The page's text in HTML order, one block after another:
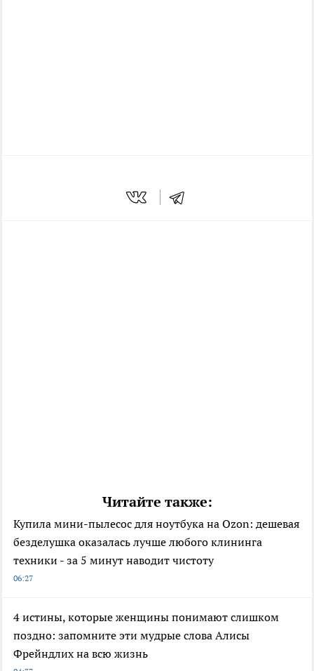
Читайте также:
Купила мини-пылесос для ноутбука на Ozon: дешевая
безделушка оказалась лучше любого клининга
техники - за 5 минут наводит чистоту
06:27
4 истины, которые женщины понимают слишком
поздно: запомните эти мудрые слова Алисы
Фрейндлих на всю жизнь